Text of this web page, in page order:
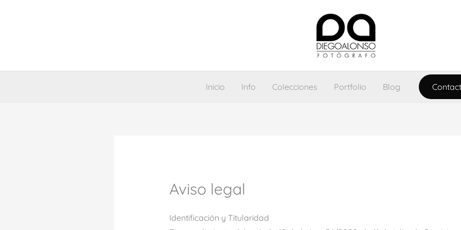
Inicio Info Colecciones Portfolio Blog
Aviso legal
Identificación y Titularidad